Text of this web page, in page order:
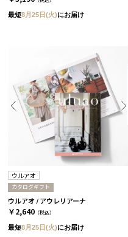
最短8月25日(火)にお届け
ウルアオ
カタログギフト
ウルアオ / アウレリアーナ
￥2,640 （税込）
最短8月25日(火)にお届け